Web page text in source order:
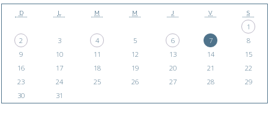
D L M M J V S
1
2
3 4 5 6 7
8
9
10 11 12 13 14
15
16
17 18 19 20 21
22
23
24 25 26 27 28
29
30
31